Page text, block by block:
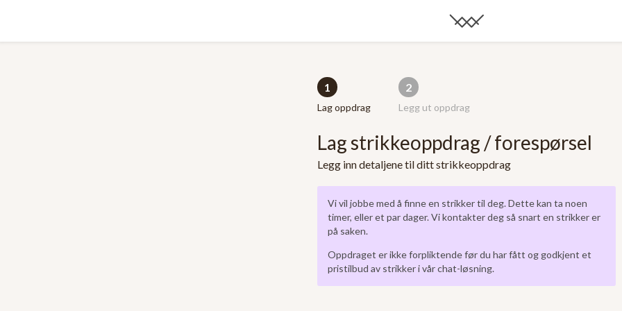
1
Lag oppdrag
2
Legg ut oppdrag
Lag strikkeoppdrag / forespørsel
Legg inn detaljene til ditt strikkeoppdrag
Vi vil jobbe med å finne en strikker til deg. Dette kan ta noen
timer, eller et par dager. Vi kontakter deg så snart en strikker er
på saken.
Oppdraget er ikke forpliktende før du har fått og godkjent et
pristilbud av strikker i vår chat-løsning.